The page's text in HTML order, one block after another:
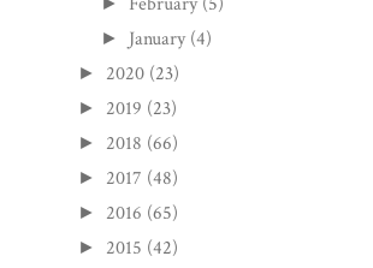
► January (4)
► 2020 (23)
► 2019 (23)
► 2018 (66)
► 2017 (48)
► 2016 (65)
► 2015 (42)